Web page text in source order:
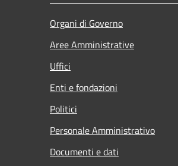
Organi di Governo
Aree Amministrative
Uffici
Enti e fondazioni
Politici
Personale Amministrativo
Documenti e dati